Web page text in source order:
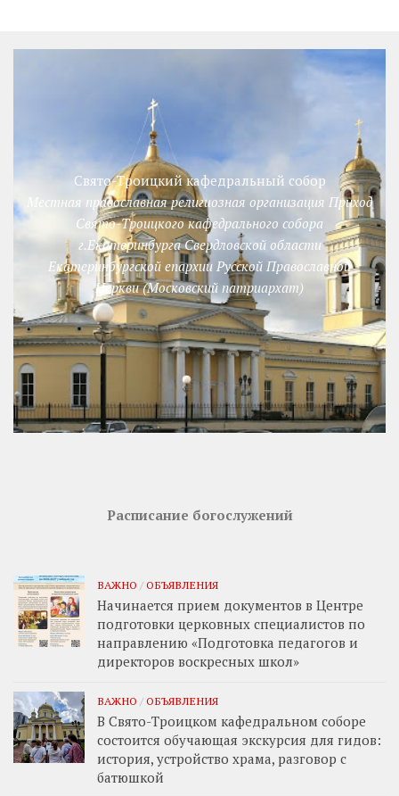
Свято-Троицкий кафедральный собор
Местная православная религиозная организация Приход
Свято-Троицкого кафедрального собора
г.Екатеринбурга Свердловской области
Екатеринбургской епархии Русской Православной
Церкви (Московский патриархат)
Расписание богослужений
ВАЖНО / ОБЪЯВЛЕНИЯ
Начинается прием документов в Центре
подготовки церковных специалистов по
направлению «Подготовка педагогов и
директоров воскресных школ»
ВАЖНО / ОБЪЯВЛЕНИЯ
В Свято-Троицком кафедральном соборе
состоится обучающая экскурсия для гидов:
история, устройство храма, разговор с
батюшкой